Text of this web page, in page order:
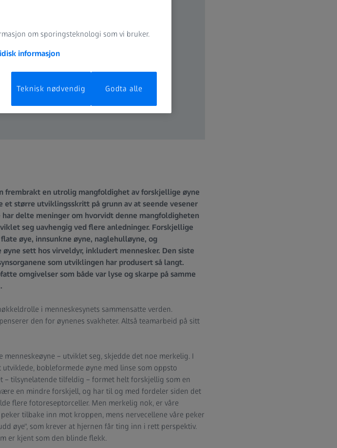
frembrakt en utrolig mangfoldighet av forskjellige øyne
større utviklingsskritt på grunn av at seende vesener
delte meninger om hvorvidt denne mangfoldigheten
seg uavhengig ved flere anledninger. Forskjellige
øye, innsunkne øyne, naglehulløyne, og
sett hos virveldyr, inkludert mennesker. Den siste
som utviklingen har produsert så langt.
omgivelser som både var lyse og skarpe på samme
i menneskesynets sammensatte verden.
den for øynenes svakheter. Altså teamarbeid på sitt
– utviklet seg, skjedde det noe merkelig. I
bobleformede øyne med linse som oppsto
– tilsynelatende tilfeldig – formet helt forskjellig som en
en mindre forskjell, og har til og med fordeler siden det
flere fotoreseptorceller. Men merkelig nok, er våre
tilbake inn mot kroppen, mens nervecellene våre peker
øye", som krever at hjernen får ting inn i rett perspektiv.
er kjent som den blinde flekk.
om sporingsteknologi som vi bruker.
informasjon
Teknisk nødvendig Godta alle